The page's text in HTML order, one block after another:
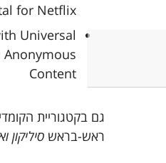
for Netflix
Universal
Anonymous
Content
גם בקטגוריית
ראש-בראשסיליקון